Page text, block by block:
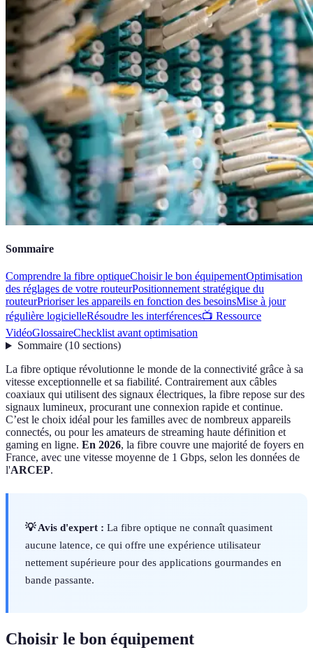
Sommaire
Comprendre la fibre optiqueChoisir le bon équipementOptimisation
des réglages de votre routeurPositionnement stratégique du
routeurPrioriser les appareils en fonction des besoinsMise à jour
régulière logicielleRésoudre les interférences📺 Ressource
VidéoGlossaireChecklist avant optimisation
Sommaire(10 sections)
La fibre optique révolutionne le monde de la connectivité grâce à sa
vitesse exceptionnelle et sa fiabilité. Contrairement aux câbles
coaxiaux qui utilisent des signaux électriques, la fibre repose sur des
signaux lumineux, procurant une connexion rapide et continue.
C’est le choix idéal pour les familles avec de nombreux appareils
connectés, ou pour les amateurs de streaming haute définition et
gaming en ligne. En 2026, la fibre couvre une majorité de foyers en
France, avec une vitesse moyenne de 1 Gbps, selon les données de
l'ARCEP.
💡 Avis d'expert : La fibre optique ne connaît quasiment
aucune latence, ce qui offre une expérience utilisateur
nettement supérieure pour des applications gourmandes en
bande passante.
Choisir le bon équipement